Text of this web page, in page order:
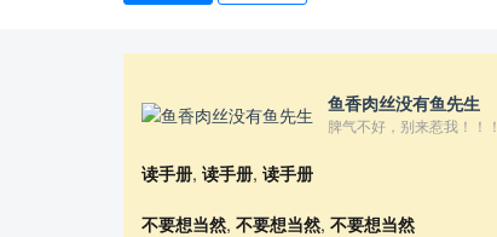
鱼香肉丝没有鱼先生
脾气不好，别来惹我！！！
读手册, 读手册, 读手册
不要想当然, 不要想当然, 不要想当然